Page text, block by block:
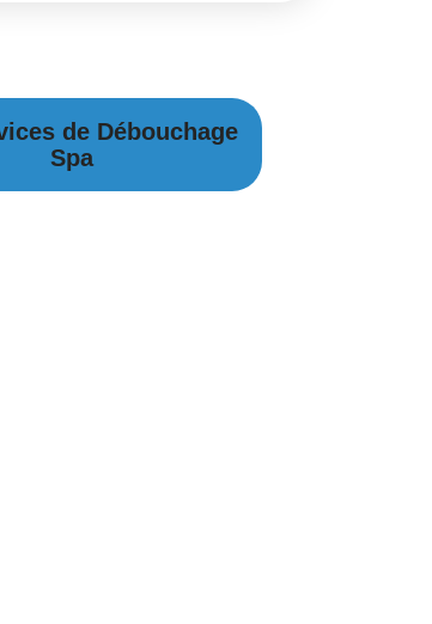
de Débouchage
Spa